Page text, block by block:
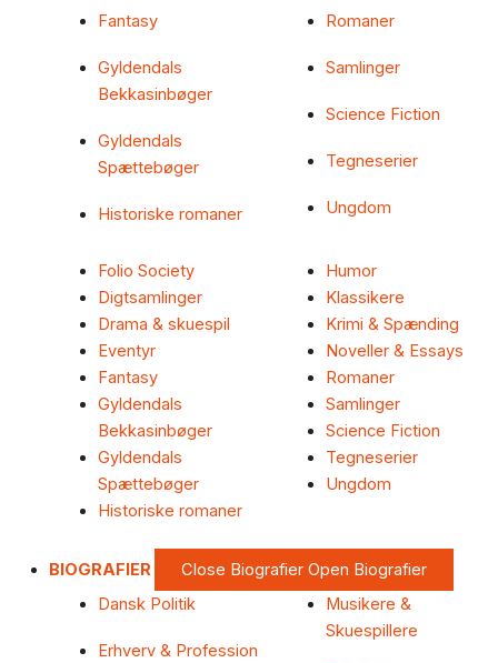
Fantasy
Gyldendals
Bekkasinbøger
Gyldendals
Spættebøger
Historiske romaner
Romaner
Samlinger
Science Fiction
Tegneserier
Ungdom
Folio Society
Digtsamlinger
Drama & skuespil
Eventyr
Fantasy
Gyldendals
Bekkasinbøger
Gyldendals
Spættebøger
Historiske romaner
Humor
Klassikere
Krimi & Spænding
Noveller & Essays
Romaner
Samlinger
Science Fiction
Tegneserier
Ungdom
BIOGRAFIER Close Biografier Open Biografier
Dansk Politik
Erhverv & Profession
Musikere &
Skuespillere